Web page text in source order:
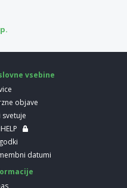
vsebine
objave
svetuje
datumi